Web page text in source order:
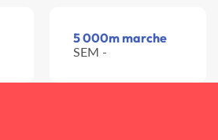
5 000m marche
SEM -